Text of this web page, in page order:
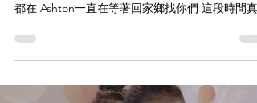
都在 Ashton一直在等著回家鄉找你們 這段時間真
了一歲時的生日!但記錄下來永遠都會記住 這麼重
時刻的瞬間...